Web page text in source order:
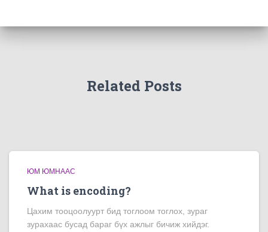
Related Posts
ЮМ ЮМНААС
What is encoding?
Цахим тооцоолуурт бид тоглоом тоглох, зураг
зурахаас бусад бараг бүх ажлыг бичиж хийдэг.